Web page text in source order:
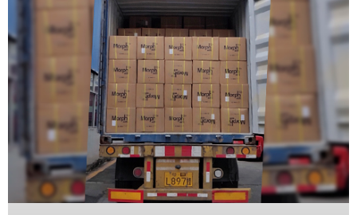
AccesoriosIntercomunicadoresVideoporteros
Analógicos
Videoporteros